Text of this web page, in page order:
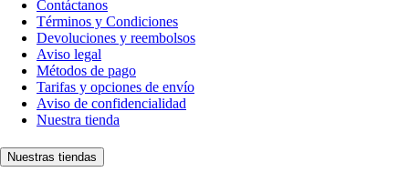
Contáctanos
Términos y Condiciones
Devoluciones y reembolsos
Aviso legal
Métodos de pago
Tarifas y opciones de envío
Aviso de confidencialidad
Nuestra tienda
Nuestras tiendas